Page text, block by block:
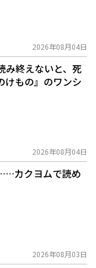
2026年08月04日
み終えないと、死
けもの』のワンシ
2026年08月04日
カクヨムで読め
2026年08月03日